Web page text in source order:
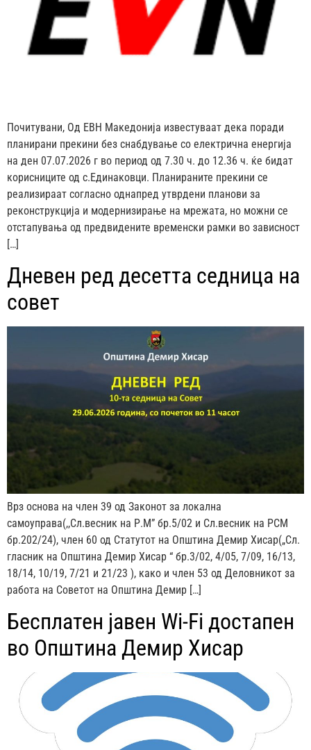
Почитувани, Од ЕВН Македонија известуваат дека поради
планирани прекини без снабдување со електрична енергија
на ден 07.07.2026 г во период од 7.30 ч. до 12.36 ч. ќе бидат
корисниците од с.Единаковци. Планираните прекини се
реализираат согласно однапред утврдени планови за
реконструкција и модернизирање на мрежата, но можни се
отстапувања од предвидените временски рамки во зависност
[…]
Дневен ред десетта седница на
совет
Врз основа на член 39 од Законот за локална
самоуправа(,,Сл.весник на Р.М” бр.5/02 и Сл.весник на РСМ
бр.202/24), член 60 од Статутот на Општина Демир Хисар(„Сл.
гласник на Општина Демир Хисар “ бр.3/02, 4/05, 7/09, 16/13,
18/14, 10/19, 7/21 и 21/23 ), како и член 53 од Деловникот за
работа на Советот на Општина Демир […]
Бесплатен јавен Wi-Fi достапен
во Општина Демир Хисар